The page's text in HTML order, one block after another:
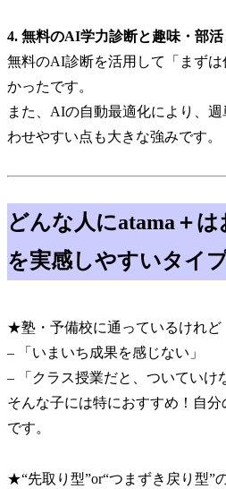
4. 無料のAI学力診断と趣味・部
無料のAI診断を活用して「まず
かったです。
また、AIの自動最適化により、
わせやすい点も大きな強みです。
どんな人にatama＋
を実感しやすいタイ
★塾・予備校に通っているけれど
– 「いまいち成果を感じない」
– 「クラス授業だと、ついていけ
そんな子には特におすすめ！自
です。
★“先取り型”or“つまずき戻り型”